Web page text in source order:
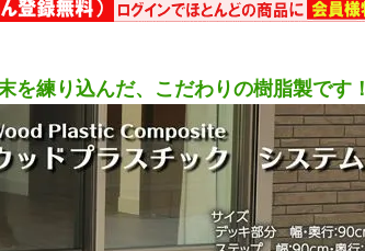
を練り込んだ、こだわりの樹脂製です！